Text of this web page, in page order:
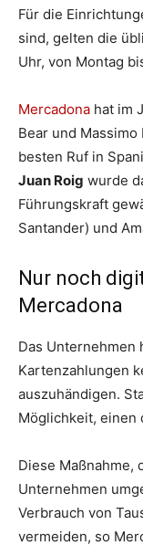
Für die
sind, gelten die
Uhr, von Montag
Mercadona hat im
Bear und
besten Ruf in
Juan Roig wurde
Führungskraft
Santander) und
Nur noch
Mercadona
Das Unternehmen
Kartenzahlungen
auszuhändigen.
Möglichkeit, einen
Diese Maßnahme,
Unternehmen
Verbrauch von
vermeiden, so